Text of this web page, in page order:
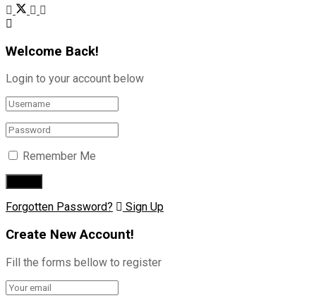
Welcome Back!
Login to your account below
Remember Me
Forgotten Password? Sign Up
Create New Account!
Fill the forms bellow to register